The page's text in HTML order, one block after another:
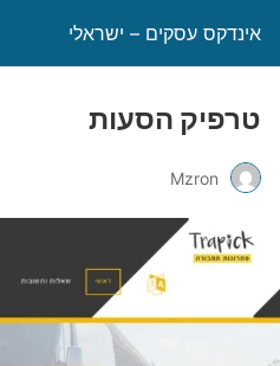
אינדקס עסקים – ישראלי
טרפיק הסעות
Mzron